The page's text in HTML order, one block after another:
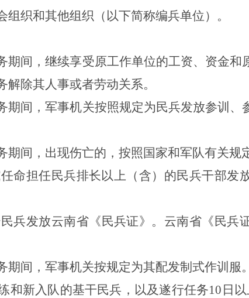
组织和其他组织（以下简称编兵单位）。
期间，继续享受原工作单位的工资、资金和
除其人事或者劳动关系。
期间，军事机关按照规定为民兵发放参训、
期间，出现伤亡的，按照国家和军队有关规
命担任民兵排长以上（含）的民兵干部发
兵发放云南省 《 民兵证》。 云南省 《 民兵
期间，军事机关按规定为其配发制式作训服。
和新入队的基干民兵，以及遂行任务10 日